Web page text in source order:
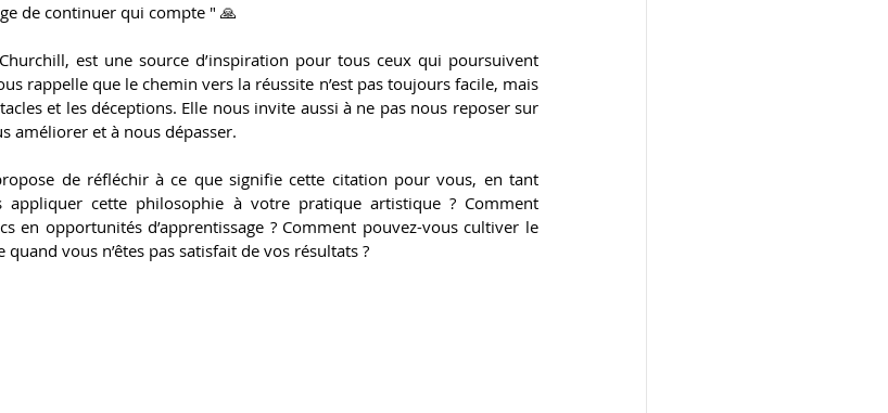
Ensemble, faites la différence...
de continuer qui compte " 🙏
est une source d’inspiration pour tous ceux qui poursuivent
rappelle que le chemin vers la réussite n’est pas toujours facile, mais
et les déceptions. Elle nous invite aussi à ne pas nous reposer sur
améliorer et à nous dépasser.
de réfléchir à ce que signifie cette citation pour vous, en tant
appliquer cette philosophie à votre pratique artistique ? Comment
en opportunités d’apprentissage ? Comment pouvez-vous cultiver le
vous n’êtes pas satisfait de vos résultats ?